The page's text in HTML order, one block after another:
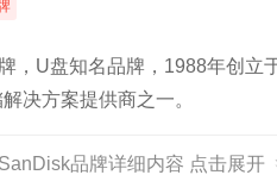
，U盘知名品牌，1988年创立
决方案提供商之一。
品牌详细内容 点击展开